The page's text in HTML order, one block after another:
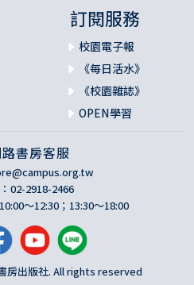
訂閱服務
校園電子報
《每日活水》
《校園雜誌》
OPEN學習
書房客服
02-2918-2466
～12:30；13:30～18:00
房出版社. All rights reserved